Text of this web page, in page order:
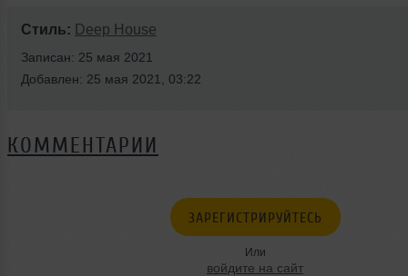
Стиль: Deep House
Записан: 25 мая 2021
Добавлен: 25 мая 2021, 03:22
КОММЕНТАРИИ
ЗАРЕГИСТРИРУЙТЕСЬ
Или
войдите на сайт